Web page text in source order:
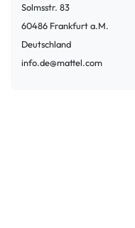
Solmsstr. 83
60486 Frankfurt a.M.
Deutschland
info.de@mattel.com